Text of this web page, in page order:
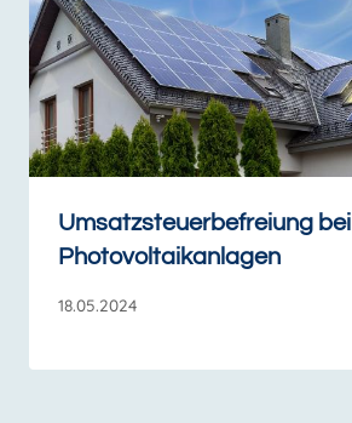
Umsatzsteuerbefreiung bei
Photovoltaikanlagen
18.05.2024